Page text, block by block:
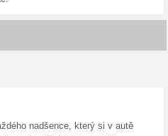
na
obchodu.